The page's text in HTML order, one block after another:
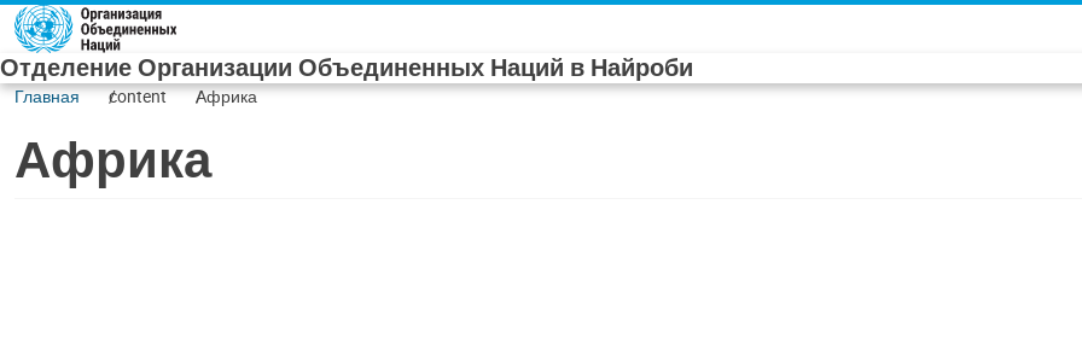
Skip to main content
Отделение Организации Объединенных Наций в Найроби
Главная content Африка
Африка